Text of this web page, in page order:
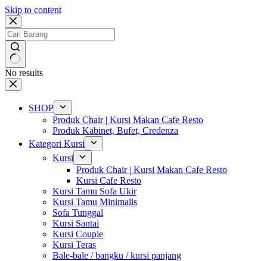
Skip to content
No results
SHOP
Produk Chair | Kursi Makan Cafe Resto
Produk Kabinet, Bufet, Credenza
Kategori Kursi
Kursi
Produk Chair | Kursi Makan Cafe Resto
Kursi Cafe Resto
Kursi Tamu Sofa Ukir
Kursi Tamu Minimalis
Sofa Tunggal
Kursi Santai
Kursi Couple
Kursi Teras
Bale-bale / bangku / kursi panjang